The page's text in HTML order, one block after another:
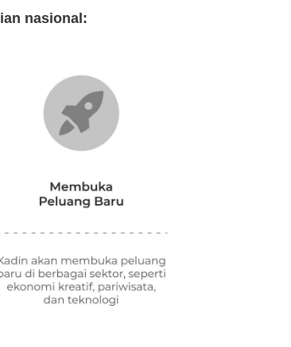
nasional: